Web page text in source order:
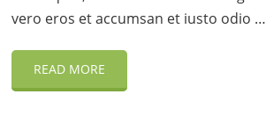
vero eros et accumsan et iusto odio …
READ MORE